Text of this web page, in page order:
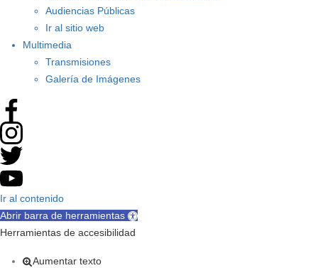
Audiencias Públicas
Ir al sitio web
Multimedia
Transmisiones
Galería de Imágenes
Ir al contenido
Abrir barra de herramientas
Herramientas de accesibilidad
Aumentar texto